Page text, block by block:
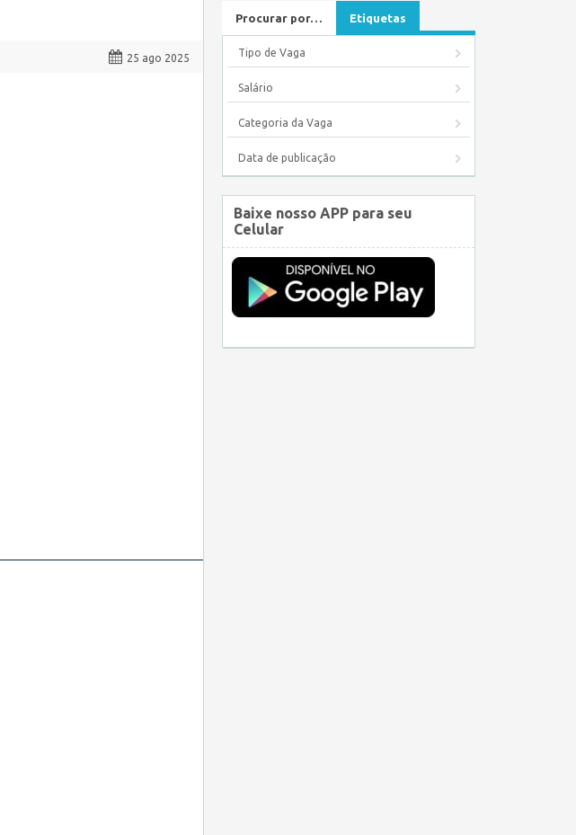
25 ago 2025
Procurar por… Etiquetas
Tipo de Vaga
Salário
Categoria da Vaga
Data de publicação
Baixe nosso APP para seu
Celular